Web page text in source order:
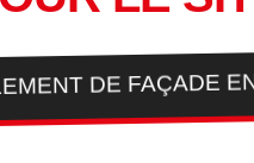
DE FAÇADE